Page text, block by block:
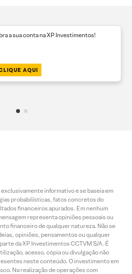
a sua conta na XP Investimentos!
AQUI
informativo e se baseia em
probabilísticas, fatos concretos do
financeiros apurados. Em nenhum
representa opiniões pessoais ou
financeiro de qualquer natureza. Não se
opiniões, pensamentos ou qualquer
da XP Investimentos CCTVM S/A. É
acesso, cópia ou divulgação não
neste conteúdo. O investimento em
Na realização de operações com